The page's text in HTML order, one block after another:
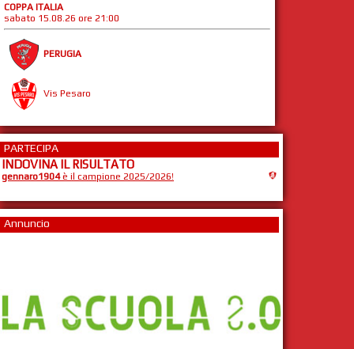
COPPA ITALIA
sabato 15.08.26 ore 21:00
PERUGIA
Vis Pesaro
PARTECIPA
INDOVINA IL RISULTATO
gennaro1904è il campione 2025/2026!
Annuncio